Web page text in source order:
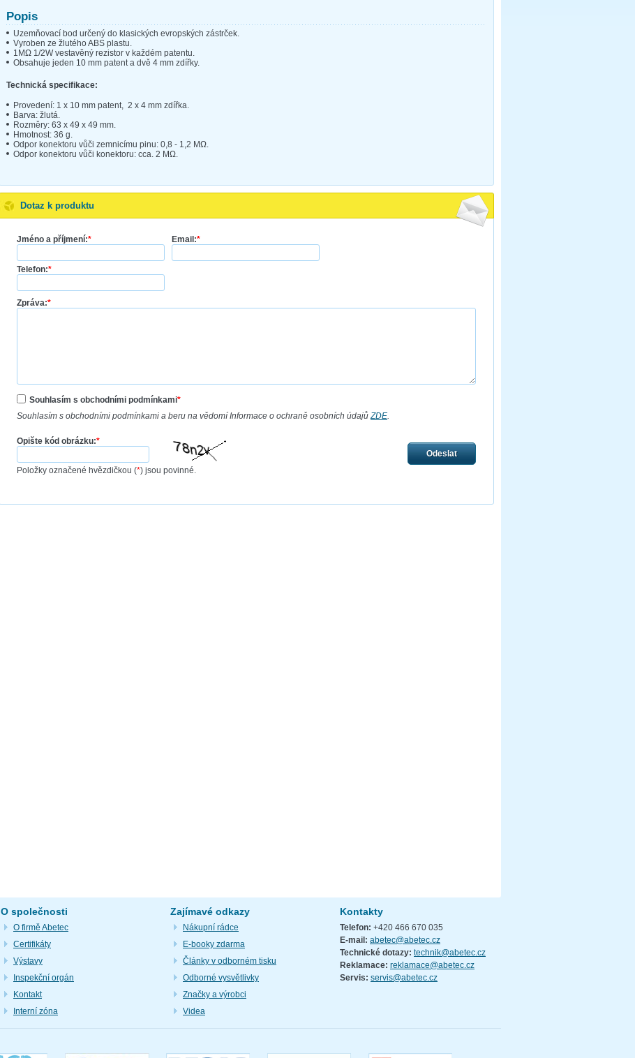
Popis
Uzemňovací bod určený do klasických evropských zástrček.
Vyroben ze žlutého ABS plastu.
1MΩ 1/2W vestavěný rezistor v každém patentu.
Obsahuje jeden 10 mm patent a dvě 4 mm zdířky.
Technická specifikace:
Provedení: 1 x 10 mm patent, 2 x 4 mm zdířka.
Barva: žlutá.
Rozměry: 63 x 49 x 49 mm.
Hmotnost: 36 g.
Odpor konektoru vůči zemnicímu pinu: 0,8 - 1,2 MΩ.
Odpor konektoru vůči konektoru: cca. 2 MΩ.
Dotaz k produktu
Jméno a příjmení:* Email:*
Telefon:*
Zpráva:*
Souhlasím s obchodními podmínkami*
Souhlasím s obchodními podmínkami a beru na vědomí Informace o ochraně osobních údajůZDE.
Opište kód obrázku:*
Položky označené hvězdičkou (*) jsou povinné.
Odeslat
O společnosti
O firmě Abetec
Certifikáty
Výstavy
Inspekční orgán
Kontakt
Interní zóna
Zajímavé odkazy
Nákupní rádce
E-booky zdarma
Články v odborném tisku
Odborné vysvětlivky
Značky a výrobci
Videa
Kontakty
Telefon: +420 466 670 035
E-mail: abetec@abetec.cz
Technické dotazy: technik@abetec.cz
Reklamace: reklamace@abetec.cz
Servis: servis@abetec.cz